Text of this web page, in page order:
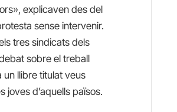
explicaven des del
sense intervenir.
tres sindicats dels
sobre el treball
un llibre titulat veus
joves d’aquells països.